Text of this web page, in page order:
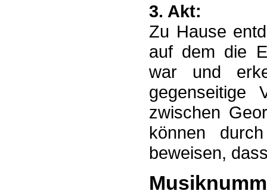
3. Akt:
Zu Hause
auf dem die
war und
gegenseitige
zwischen
können
beweisen,